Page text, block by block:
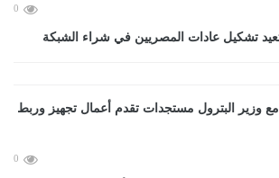
0
تشكيل عادات المصريين في شراء الشبكة
0